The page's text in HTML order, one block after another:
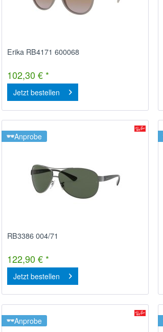
Erika RB4171 600068
102,30 € *
Jetzt bestellen
Anprobe
RB3386 004/71
122,90 € *
Jetzt bestellen
Anprobe